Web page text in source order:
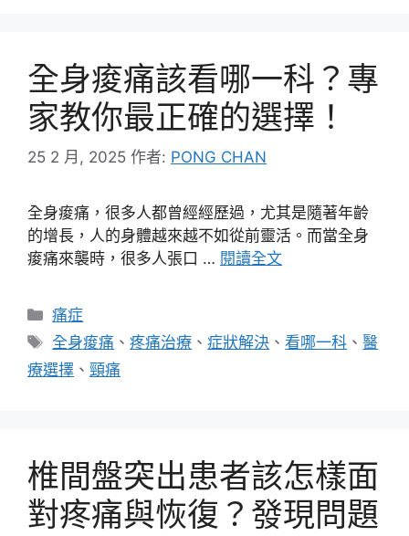
全身痠痛該看哪一科？專
家教你最正確的選擇！
25 2 月, 2025 作者: PONG CHAN
全身痠痛，很多人都曾經經歷過，尤其是隨著年齡
的增長，人的身體越來越不如從前靈活。而當全身
痠痛來襲時，很多人張口 … 閱讀全文
分
類
痛症
標
籤
全身痠痛 、疼痛治療 、症狀解決 、看哪一科 、醫
療選擇 、 頸痛
椎間盤突出患者該怎樣面
對疼痛與恢復？發現問題